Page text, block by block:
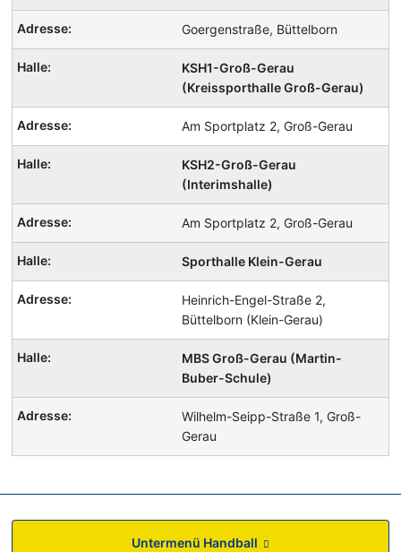
Goergenstraße, Büttelborn
KSH1-Groß-Gerau
(Kreissporthalle Groß-Gerau)
Am Sportplatz 2, Groß-Gerau
KSH2-Groß-Gerau
(Interimshalle)
Am Sportplatz 2, Groß-Gerau
Sporthalle Klein-Gerau
Heinrich-Engel-Straße 2,
Büttelborn (Klein-Gerau)
MBS Groß-Gerau (Martin-
Buber-Schule)
Wilhelm-Seipp-Straße 1, Groß-
Gerau
Untermenü Handball